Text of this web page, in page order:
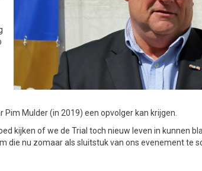
Mulder (in 2019) een opvolger kan krijgen.
kijken of we de Trial toch nieuw leven in kunnen
die nu zomaar als sluitstuk van ons evenement te